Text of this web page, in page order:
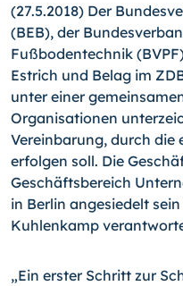
(27.5.2018) Der
(BEB), der
Fußbodentechnik
Estrich und Belag im
unter einer
Organisationen
Vereinbarung, durch die
erfolgen soll. Die
Geschäftsbereich
in Berlin angesiedelt
Kuhlenkamp
„Ein erster Schritt zur